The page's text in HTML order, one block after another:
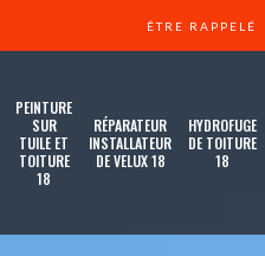
ÊTRE RAPPELÉ
PEINTURE
SUR
TUILE ET
TOITURE
18
RÉPARATEUR
INSTALLATEUR
DE VELUX 18
HYDROFUGE
DE TOITURE
18